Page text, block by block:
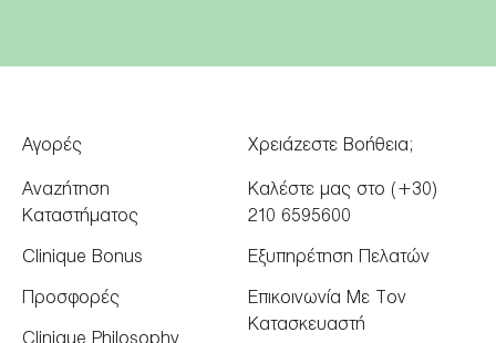
Αγορές
Αναζήτηση
Καταστήματος
Clinique Bonus
Προσφορές
Clinique Philosophy
Χρειάζεστε Βοήθεια;
Καλέστε μας στο (+30)
210 6595600
Εξυπηρέτηση Πελατών
Επικοινωνία Με Τον
Κατασκευαστή